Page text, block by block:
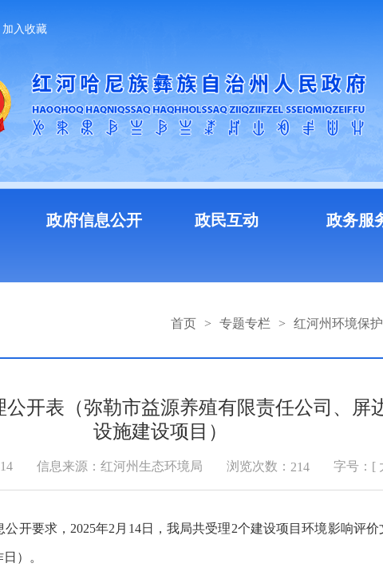
加入收藏
政府信息公开 政民互动 政务服
首页 > 专题专栏 > 红河州环境保
开表（弥勒市益源养殖有限责任公司、屏
设施建设项目）
信息来源：红河州生态环境局 浏览次数： 214 字号：[
开要求，2025年2月14日，我局共受理2个建设项目环境影响评
）。